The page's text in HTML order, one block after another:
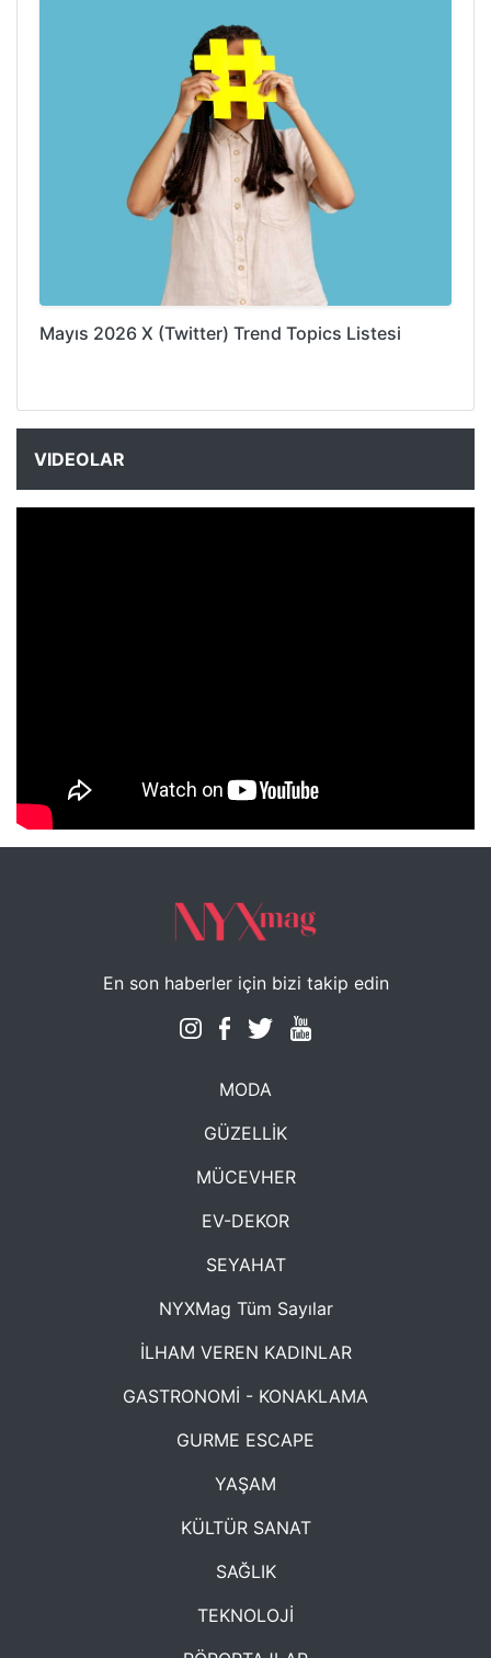
Mayıs 2026 X (Twitter) Trend Topics Listesi
VIDEOLAR
NYXmag 2. Yaş Kutlama Etkinliği
En son haberler için bizi takip edin
MODA
GÜZELLİK
MÜCEVHER
EV-DEKOR
SEYAHAT
NYXMag Tüm Sayılar
İLHAM VEREN KADINLAR
GASTRONOMİ - KONAKLAMA
GURME ESCAPE
YAŞAM
KÜLTÜR SANAT
SAĞLIK
TEKNOLOJİ